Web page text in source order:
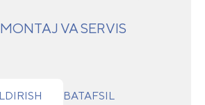
VA SERVIS
BATAFSIL